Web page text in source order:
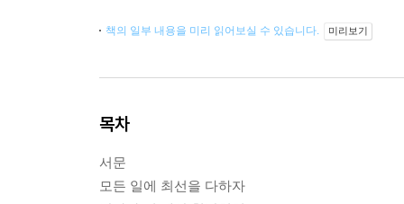
책의 일부 내용을 미리 읽어보실 수 있습니다. 미리보기
목차
서문
모든 일에 최선을 다하자